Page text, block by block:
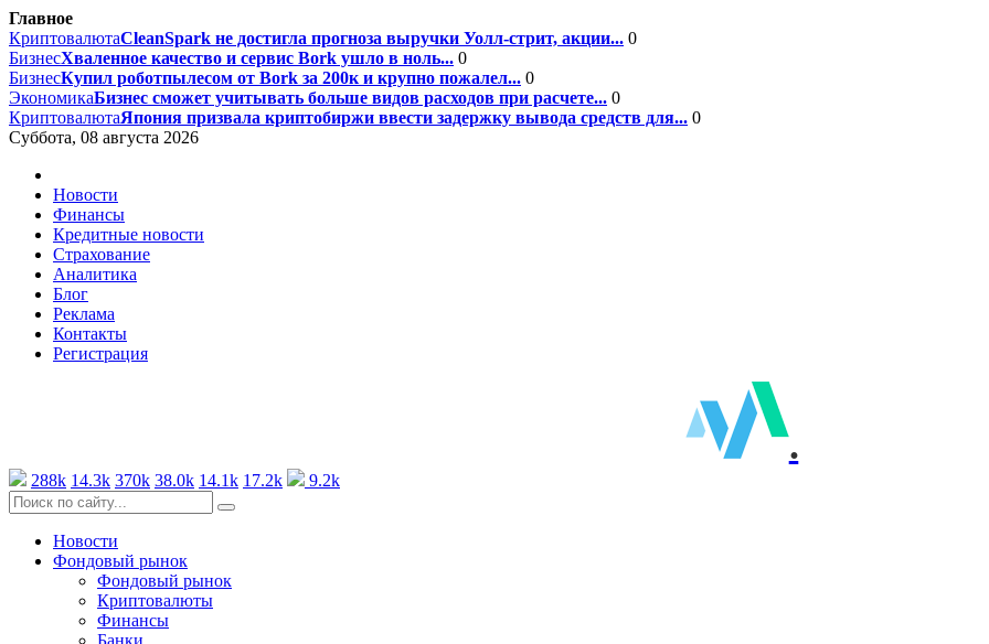
Главное
КриптовалютаCleanSpark не достигла прогноза выручки Уолл-стрит, акции... 0
БизнесХваленное качество и сервис Bork ушло в ноль... 0
БизнесКупил роботпылесом от Bork за 200к и крупно пожалел... 0
ЭкономикаБизнес сможет учитывать больше видов расходов при расчете... 0
КриптовалютаЯпония призвала криптобиржи ввести задержку вывода средств для... 0
Суббота, 08 августа 2026
Новости
Финансы
Кредитные новости
Страхование
Аналитика
Блог
Реклама
Контакты
Регистрация
.
288k 14.3k 370k 38.0k 14.1k 17.2k 9.2k
Новости
Фондовый рынок
Фондовый рынок
Криптовалюты
Финансы
Банки